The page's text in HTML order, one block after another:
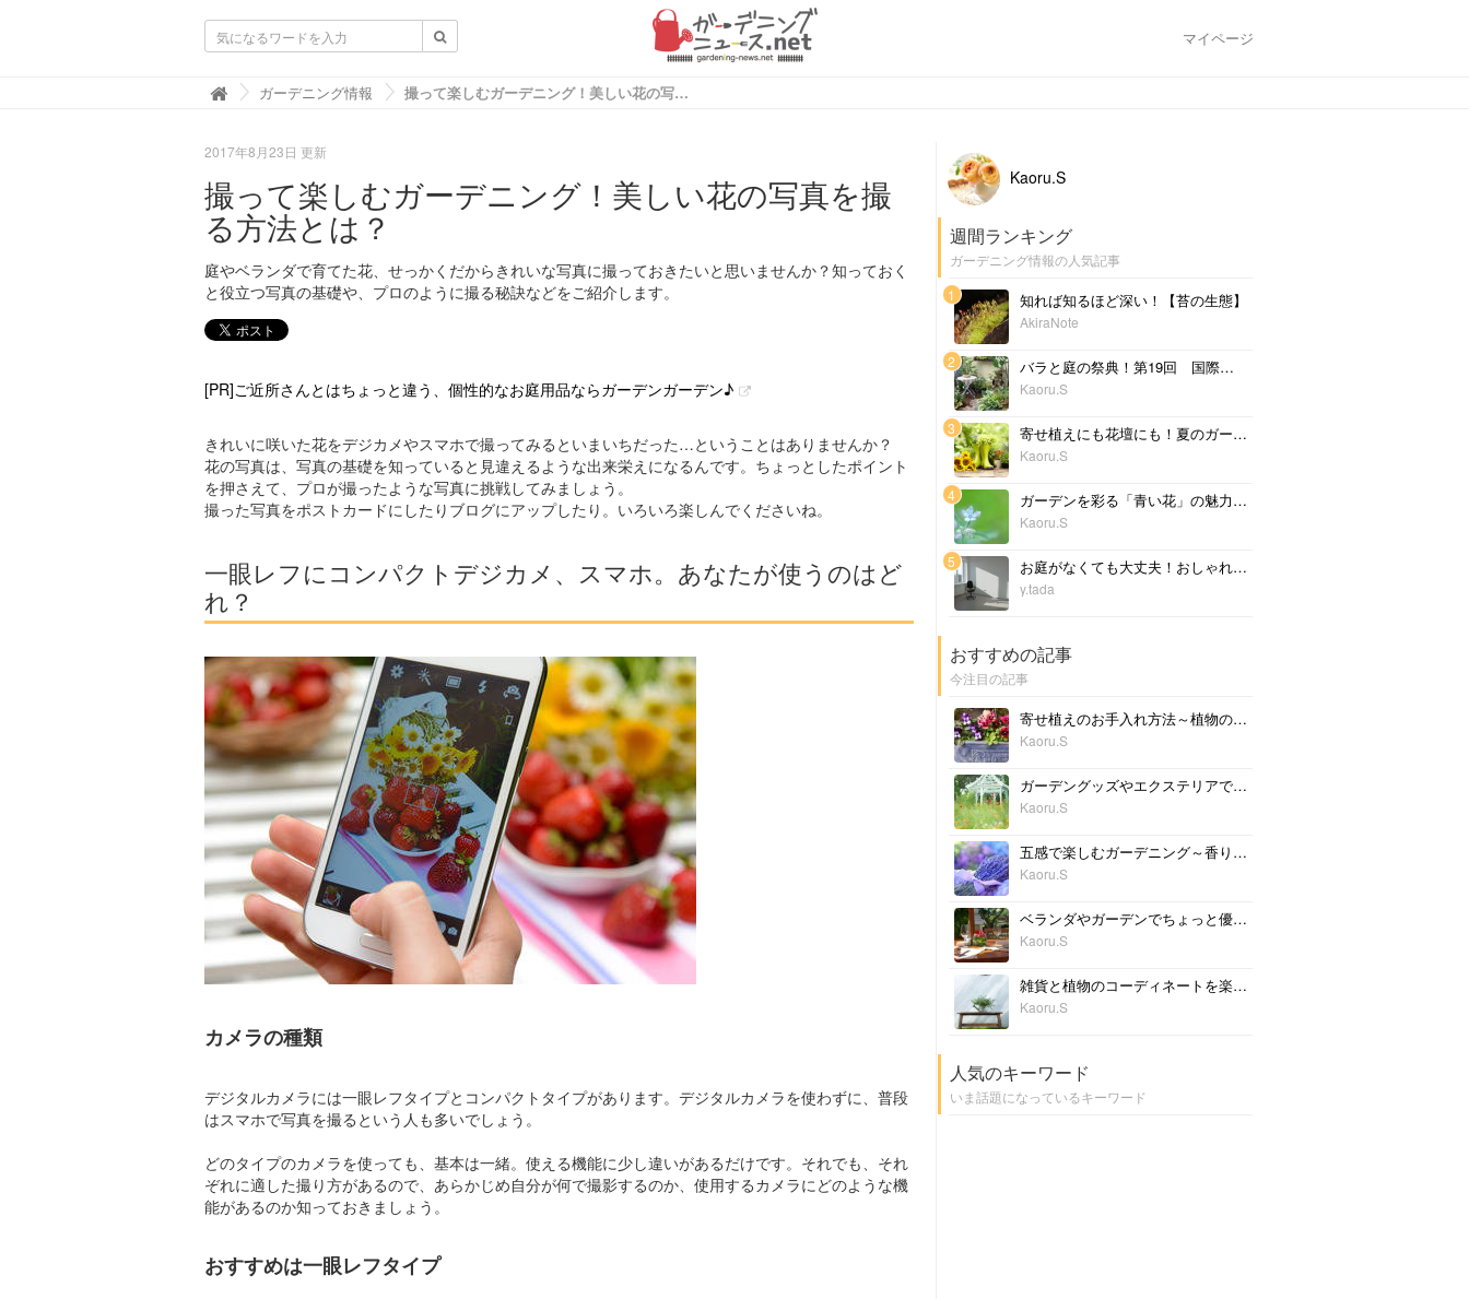
マイページ
ガーデニングニュース.net
ガーデニング情報 撮って楽しむガーデニング！美しい花の写真を撮る方法とは？
2017年8月23日 更新
撮って楽しむガーデニング！美しい花の写真を撮
る方法とは？
庭やベランダで育てた花、せっかくだからきれいな写真に撮っておきたいと思いませんか？知っておく
と役立つ写真の基礎や、プロのように撮る秘訣などをご紹介します。
[PR]ご近所さんとはちょっと違う、個性的なお庭用品ならガーデンガーデン♪
きれいに咲いた花をデジカメやスマホで撮ってみるといまいちだった…ということはありませんか？
花の写真は、写真の基礎を知っていると見違えるような出来栄えになるんです。ちょっとしたポイント
を押さえて、プロが撮ったような写真に挑戦してみましょう。
撮った写真をポストカードにしたりブログにアップしたり。いろいろ楽しんでくださいね。
一眼レフにコンパクトデジカメ、スマホ。あなたが使うのはど
れ？
カメラの種類
デジタルカメラには一眼レフタイプとコンパクトタイプがあります。デジタルカメラを使わずに、普段
はスマホで写真を撮るという人も多いでしょう。
どのタイプのカメラを使っても、基本は一緒。使える機能に少し違いがあるだけです。それでも、それ
ぞれに適した撮り方があるので、あらかじめ自分が何で撮影するのか、使用するカメラにどのような機
能があるのか知っておきましょう。
おすすめは一眼レフタイプ
Kaoru.S
週間ランキング
ガーデニング情報の人気記事
1
知れば知るほど深い！【苔の生態】
AkiraNote
2 バラと庭の祭典！第19回 国際バラとガーデニングショウ その２
Kaoru.S
3 寄せ植えにも花壇にも！夏のガーデニングにおすすめの花10選
Kaoru.S
4 ガーデンを彩る「青い花」の魅力。色合わせのヒントやおすすめは？
Kaoru.S
5 お庭がなくても大丈夫！おしゃれなハンギングに挑戦してみよう
y.tada
おすすめの記事
今注目の記事
寄せ植えのお手入れ方法～植物の植え替えとメンテナンス
Kaoru.S
ガーデングッズやエクステリアで簡単に。立体感のある庭作りのススメ
Kaoru.S
五感で楽しむガーデニング～香りを楽しむ植物を植えてみよう
Kaoru.S
ベランダやガーデンでちょっと優雅に。グランピング気分を楽しもう！
Kaoru.S
雑貨と植物のコーディネートを楽しもう！
Kaoru.S
人気のキーワード
いま話題になっているキーワード